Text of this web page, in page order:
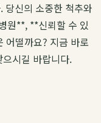
당신의 소중한 척추와
원**, **신뢰할 수 있
어떨까요? 지금 바로
시길 바랍니다.